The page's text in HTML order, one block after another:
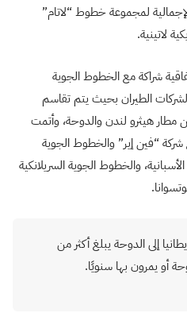
الأسهم الإجمالية لمجموعة خطوط “لاتام”
لاتينية.
شراكة مع الخطوط الجوية
لشركات الطيران بحيث يتم تقاسم
مطار هيثرو لندن والدوحة، وأتمت
“فين إير” والخطوط الجوية
والخطوط الجوية السريلانكية
إلى الدوحة يبلغ أكثر من
أو يمرون بها سنويًا.